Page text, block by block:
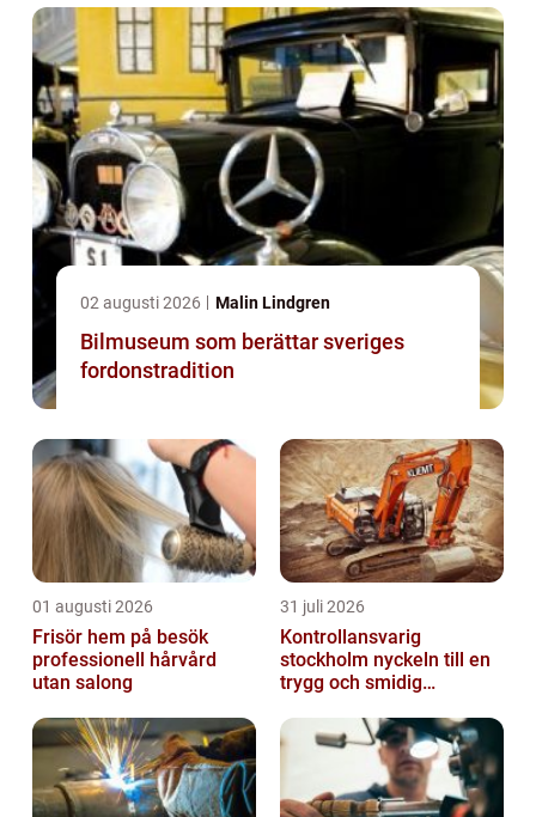
02 augusti 2026 Malin Lindgren
Bilmuseum som berättar sveriges
fordonstradition
01 augusti 2026
Frisör hem på besök
professionell hårvård
utan salong
31 juli 2026
Kontrollansvarig
stockholm nyckeln till en
trygg och smidig